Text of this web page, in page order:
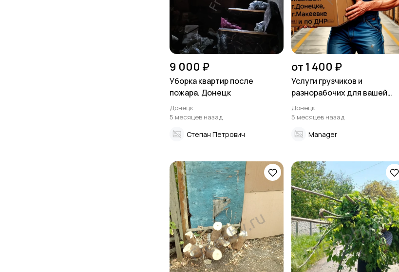
9 000 ₽
Уборка квартир после
пожара. Донецк
Донецк
5 месяцев назад
Степан Петрович
от 1 400 ₽
Услуги грузчиков и
разнорабочих для вашей
компании и склада
Донецк
5 месяцев назад
Manager